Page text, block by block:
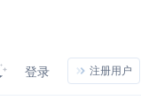
登录 注册用户